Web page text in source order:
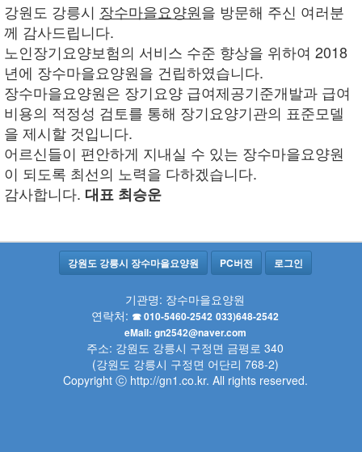
강원도 강릉시 장수마을요양원을 방문해 주신 여러분
께 감사드립니다.
노인장기요양보험의 서비스 수준 향상을 위하여 2018
년에 장수마을요양원을 건립하였습니다.
장수마을요양원은 장기요양 급여제공기준개발과 급여
비용의 적정성 검토를 통해 장기요양기관의 표준모델
을 제시할 것입니다.
어르신들이 편안하게 지내실 수 있는 장수마을요양원
이 되도록 최선의 노력을 다하겠습니다.
감사합니다. 대표 최승운
강원도 강릉시 장수마을요양원 PC버전 로그인
기관명: 장수마을요양원
연락처: ☎ 010-5460-2542 033)648-2542
eMail: gn2542@naver.com
주소: 강원도 강릉시 구정면 금평로 340
(강원도 강릉시 구정면 어단리 768-2)
Copyright ⓒ http://gn1.co.kr. All rights reserved.